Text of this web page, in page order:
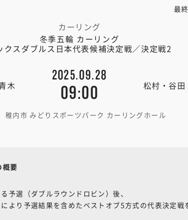
最
カーリング
冬季五輪 カーリング
クスダブルス日本代表候補決定戦／決定戦2
木
2025.09.28
09:00 松村・谷田
稚内市 みどりスポーツパーク カーリングホール
概要
予選（ダブルラウンドロビン）後、
より予選結果を含めたベストオブ5方式の代表決定戦